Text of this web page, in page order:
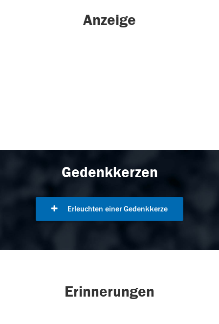
Anzeige
Gedenkkerzen
Erleuchten einer Gedenkkerze
Erinnerungen